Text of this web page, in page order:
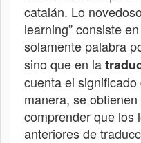
catalán. Lo
learning” consiste
solamente palabra
sino que en la
cuenta el
manera, se
comprender que los
anteriores de